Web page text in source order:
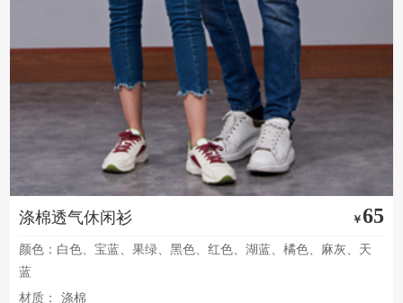
涤棉透气休闲衫 ￥65
颜色：白色、宝蓝、果绿、黑色、红色、湖蓝、橘色、麻灰、天
蓝
材质：
涤棉